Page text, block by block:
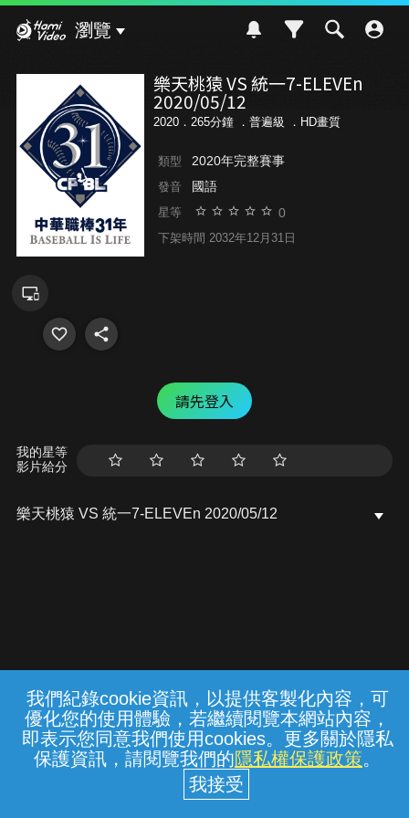
我們紀錄cookie資訊，以提供客製化內容，可
優化您的使用體驗，若繼續閱覽本網站內容，
即表示您同意我們使用cookies。更多關於隱私
保護資訊，請閱覽我們的隱私權保護政策。
瀏覽
樂天桃猿 VS 統一7-ELEVEn
2020/05/12
2020．265分鐘 ． 普遍級 ．HD畫質
類型 2020年完整賽事
發音 國語
星等 0
下架時間 2032年12月31日
請先登入
我的星等
影片給分
樂天桃猿 VS 統一7-ELEVEn 2020/05/12
常見問題 線上客服 服務條款 隱私權保護
中華電信股份有限公司個人家庭分公司
(統一編號：96979949) © 2026
{{notifyMsg}}